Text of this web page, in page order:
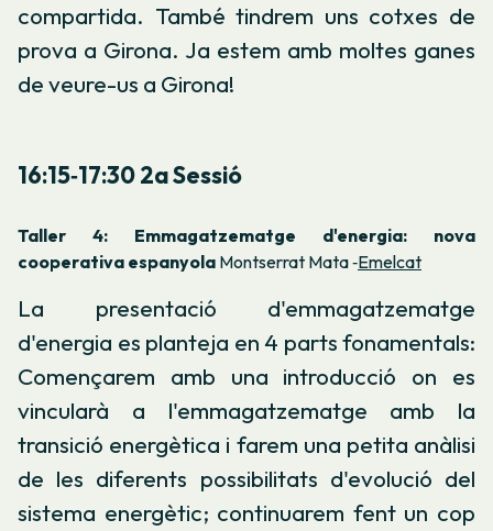
compartida. També tindrem uns cotxes de
prova a Girona. Ja estem amb moltes ganes
de veure-us a Girona!
16:15‐17:30 2a Sessió
Taller 4: Emmagatzematge d'energia: nova
cooperativa espanyola Montserrat Mata ‐Emelcat
La presentació d'emmagatzematge
d'energia es planteja en 4 parts fonamentals:
Començarem amb una introducció on es
vincularà a l'emmagatzematge amb la
transició energètica i farem una petita anàlisi
de les diferents possibilitats d'evolució del
sistema energètic; continuarem fent un cop